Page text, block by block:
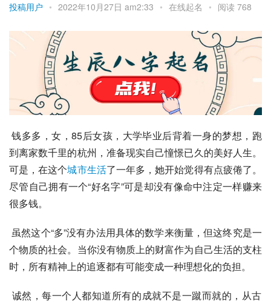
投稿用户 • 2022年10月27日 am2:33 • 在线起名 • 阅读 768
钱多多，女，85后女孩，大学毕业后背着一身的梦想，跑
到离家数千里的杭州，准备现实自己憧憬已久的美好人生。
可是，在这个城市生活了一年多，她开始觉得有点疲倦了。
尽管自己拥有一个“好名字”可是却没有像命中注定一样赚来
很多钱。
虽然这个“多”没有办法用具体的数学来衡量，但这终究是一
个物质的社会。当你没有物质上的财富作为自己生活的支柱
时，所有精神上的追逐都有可能变成一种理想化的负担。